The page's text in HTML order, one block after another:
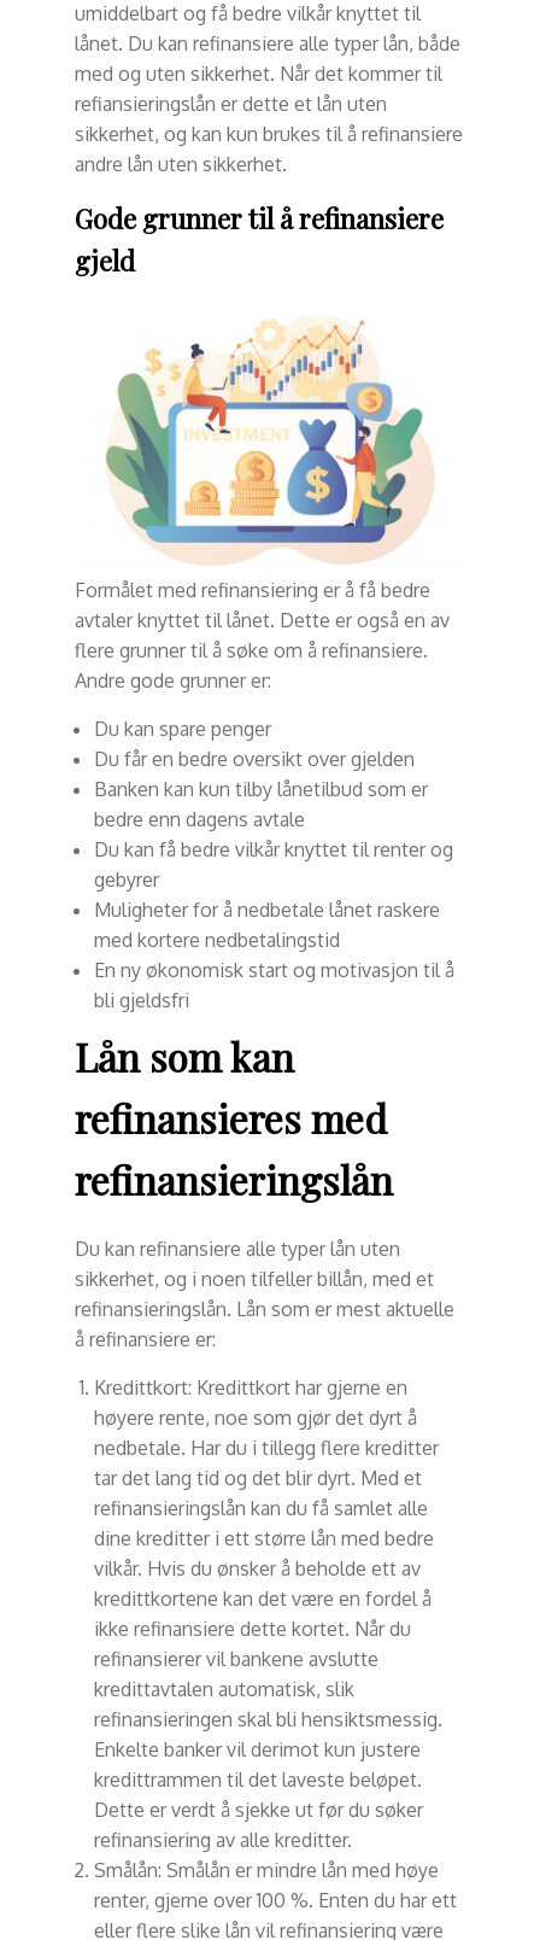
umiddelbart og få bedre vilkår knyttet til
lånet. Du kan refinansiere alle typer lån, både
med og uten sikkerhet. Når det kommer til
refiansieringslån er dette et lån uten
sikkerhet, og kan kun brukes til å refinansiere
andre lån uten sikkerhet.
Gode grunner til å refinansiere
gjeld
Formålet med refinansiering er å få bedre
avtaler knyttet til lånet. Dette er også en av
flere grunner til å søke om å refinansiere.
Andre gode grunner er:
Du kan spare penger
Du får en bedre oversikt over gjelden
Banken kan kun tilby lånetilbud som er
bedre enn dagens avtale
Du kan få bedre vilkår knyttet til renter og
gebyrer
Muligheter for å nedbetale lånet raskere
med kortere nedbetalingstid
En ny økonomisk start og motivasjon til å
bli gjeldsfri
Lån som kan
refinansieres med
refinansieringslån
Du kan refinansiere alle typer lån uten
sikkerhet, og i noen tilfeller billån, med et
refinansieringslån. Lån som er mest aktuelle
å refinansiere er:
Kredittkort: Kredittkort har gjerne en
høyere rente, noe som gjør det dyrt å
nedbetale. Har du i tillegg flere kreditter
tar det lang tid og det blir dyrt. Med et
refinansieringslån kan du få samlet alle
dine kreditter i ett større lån med bedre
vilkår. Hvis du ønsker å beholde ett av
kredittkortene kan det være en fordel å
ikke refinansiere dette kortet. Når du
refinansierer vil bankene avslutte
kredittavtalen automatisk, slik
refinansieringen skal bli hensiktsmessig.
Enkelte banker vil derimot kun justere
kredittrammen til det laveste beløpet.
Dette er verdt å sjekke ut før du søker
refinansiering av alle kreditter.
Smålån: Smålån er mindre lån med høye
renter, gjerne over 100 %. Enten du har ett
eller flere slike lån vil refinansiering være